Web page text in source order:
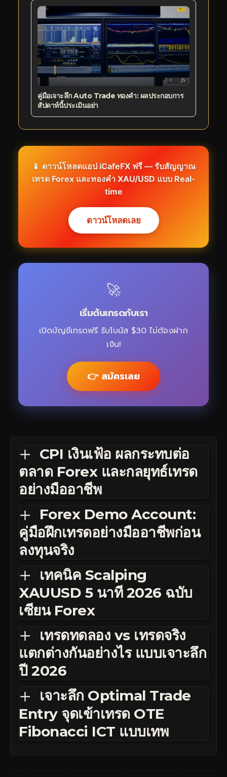
คู่มือเจาะลึก Auto Trade ทองคำ: ผลประกอบการ
สัปดาห์นี้ประเมินอย่า
📱 ดาวน์โหลดแอป iCafeFX ฟรี — รับสัญญาณ
เทรด Forex และทองคำ XAU/USD แบบ Real-
time
ดาวน์โหลดเลย
🚀
เริ่มต้นเทรดกับเรา
เปิดบัญชีเทรดฟรี รับโบนัส $30 ไม่ต้องฝาก
เงิน!
👉 สมัครเลย
CPI เงินเฟ้อ ผลกระทบต่อ
ตลาด Forex และกลยุทธ์เทรด
อย่างมืออาชีพ
Forex Demo Account:
คู่มือฝึกเทรดอย่างมืออาชีพก่อน
ลงทุนจริง
เทคนิค Scalping
XAUUSD 5 นาที 2026 ฉบับ
เซียน Forex
เทรดทดลอง vs เทรดจริง
แตกต่างกันอย่างไร แบบเจาะลึก
ปี 2026
เจาะลึก Optimal Trade
Entry จุดเข้าเทรด OTE
Fibonacci ICT แบบเทพ